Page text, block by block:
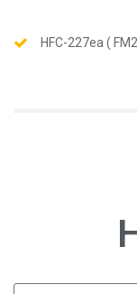
HFC-227ea (